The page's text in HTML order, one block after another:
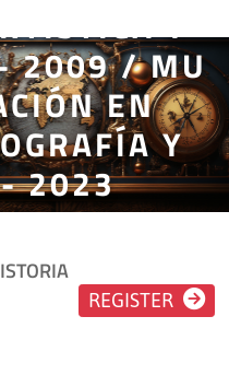
Y
- 2009 / MU
EN
Y
2023
REGISTER